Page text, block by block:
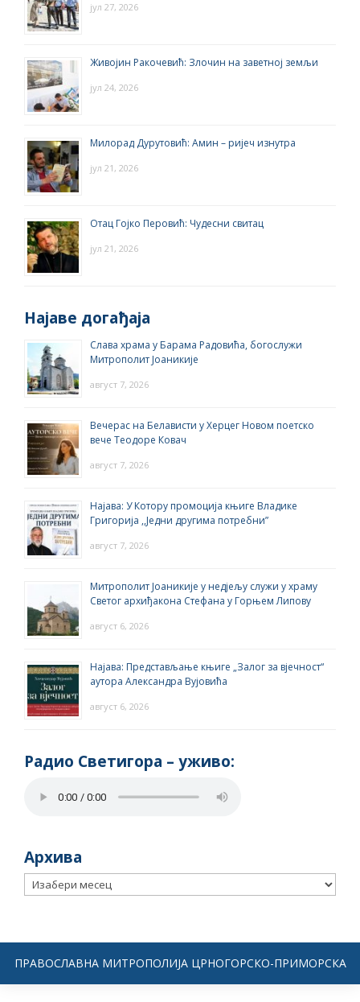
јул 27, 2026
Живојин Ракочевић: Злочин на заветној земљи
јул 24, 2026
Милорад Дурутовић: Амин – ријеч изнутра
јул 21, 2026
Отац Гојко Перовић: Чудесни свитац
јул 21, 2026
Најаве догађаја
Слава храма у Барама Радовића, богослужи
Митрополит Јоаникије
август 7, 2026
Вечерас на Белависти у Херцег Новом поетско
вече Теодоре Ковач
август 7, 2026
Најава: У Котору промоција књиге Владике
Григорија ,,Једни другима потребни”
август 7, 2026
Митрополит Јоаникије у недјељу служи у храму
Светог архиђакона Стефана у Горњем Липову
август 6, 2026
Најава: Представљање књиге „Залог за вјечност“
аутора Александра Вујовића
август 6, 2026
Радио Светигора – yживо:
Архива
Архива
ПРАВОСЛАВНА МИТРОПОЛИЈА ЦРНОГОРСКО-ПРИМОРСКА